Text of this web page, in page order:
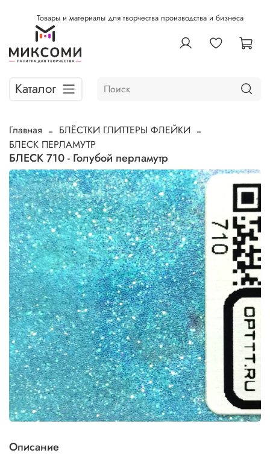
Товары и материалы для творчества производства и бизнеса
Каталог
Главная
БЛЁСТКИ ГЛИТТЕРЫ ФЛЕЙКИ
БЛЕСК ПЕРЛАМУТР
БЛЕСК 710 - Голубой перламутр
Описание